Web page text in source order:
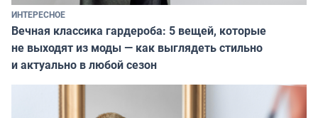
ИНТЕРЕСНОЕ
Вечная классика гардероба: 5 вещей, которые
не выходят из моды — как выглядеть стильно
и актуально в любой сезон